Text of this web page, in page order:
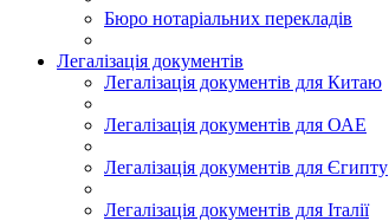
Бюро нотаріальних перекладів
Легалізація документів
Легалізація документів для Китаю
Легалізація документів для ОАЕ
Легалізація документів для Єгипту
Легалізація документів для Італії